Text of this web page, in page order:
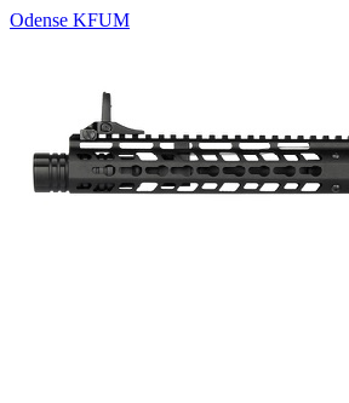
Odense KFUM